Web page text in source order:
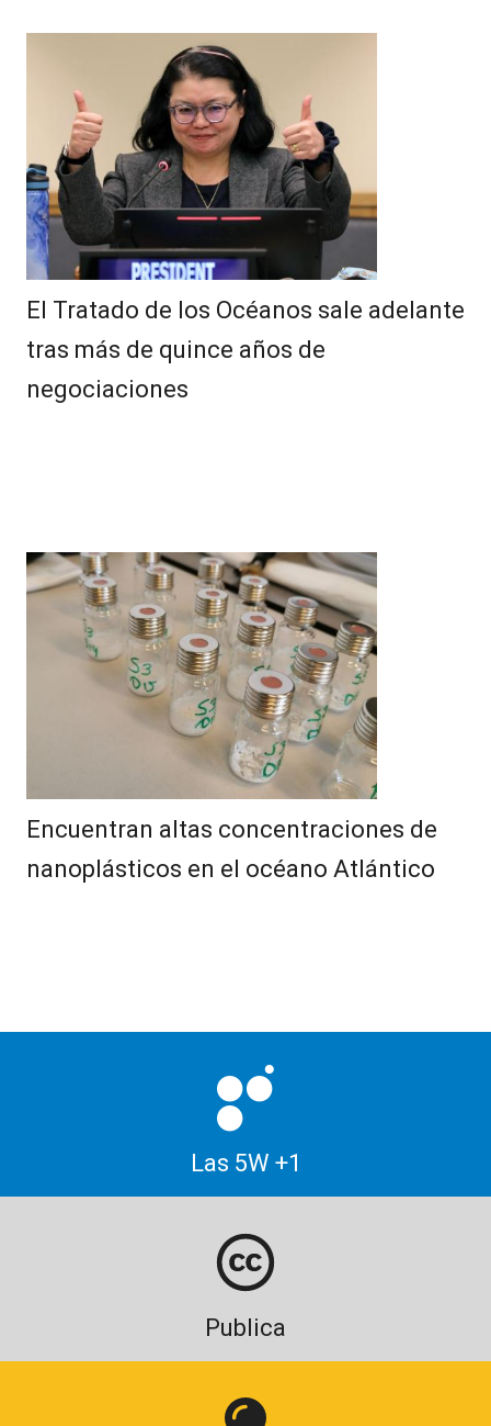
El Tratado de los Océanos sale adelante
tras más de quince años de
negociaciones
Encuentran altas concentraciones de
nanoplásticos en el océano Atlántico
Las 5W +1
Publica